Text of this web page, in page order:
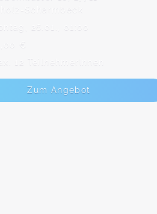
Scharmbeck
26.01., 01:00
€
12 TeilnehmerInnen
Zum Angebot